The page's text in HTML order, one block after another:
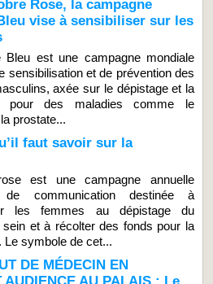
Rose, la campagne
vise à sensibiliser sur les
Bleu est une campagne mondiale
sensibilisation et de prévention des
axée sur le dépistage et la
pour des maladies comme le
prostate...
faut savoir sur la
est une campagne annuelle
de communication destinée à
les femmes au dépistage du
et à récolter des fonds pour la
Le symbole de cet...
DE MÉDECIN EN
AUDIENCE AU PALAIS : Le